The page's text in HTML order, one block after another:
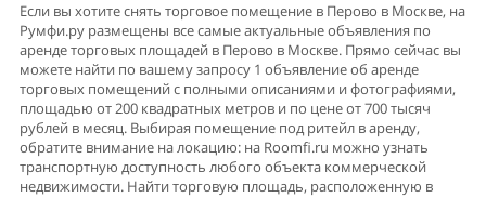
Если вы хотите снять торговое помещение в Перово в Москве, на
Румфи.ру размещены все самые актуальные объявления по
аренде торговых площадей в Перово в Москве. Прямо сейчас вы
можете найти по вашему запросу 1 объявление об аренде
торговых помещений с полными описаниями и фотографиями,
площадью от 200 квадратных метров и по цене от 700 тысяч
рублей в месяц. Выбирая помещение под ритейл в аренду,
обратите внимание на локацию: на Roomfi.ru можно узнать
транспортную доступность любого объекта коммерческой
недвижимости. Найти торговую площадь, расположенную в